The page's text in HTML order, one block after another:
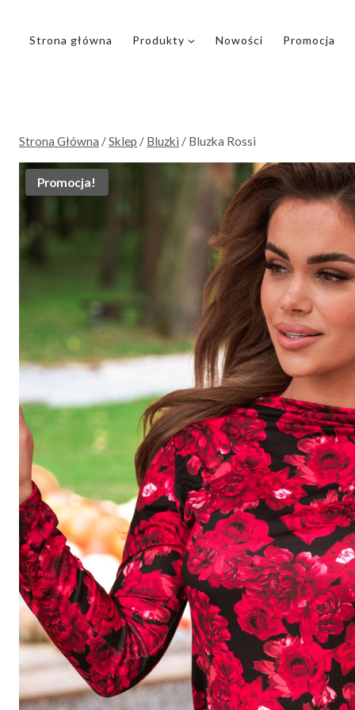
Strona główna Produkty Nowości Promocja
Strona Główna /Sklep / Bluzki / Bluzka Rossi
Promocja!